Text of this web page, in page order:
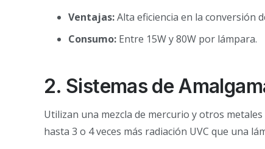
Ventajas:Alta eficiencia en la conversión
Consumo: Entre 15W y 80W por lámpara.
2. Sistemas de
Utilizan una mezcla de mercurio y otros
hasta 3 o 4 veces más radiación UVC que una